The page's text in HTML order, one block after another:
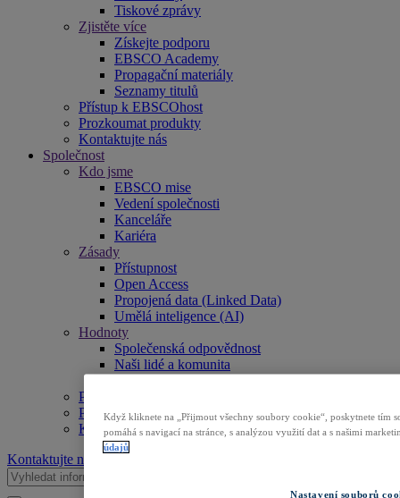
Tiskové zprávy
Zjistěte více
Získejte podporu
EBSCO Academy
Propagační materiály
Seznamy titulů
Přístup k EBSCOhost
Prozkoumat produkty
Kontaktujte nás
Společnost
Kdo jsme
EBSCO mise
Vedení společnosti
Kanceláře
Kariéra
Zásady
Přístupnost
Open Access
Propojená data (Linked Data)
Umělá inteligence (AI)
Hodnoty
Společenská odpovědnost
Naši lidé a komunita
Přístup k EBSCOhost
Prozkoumat produkty
Kontaktujte nás
Kontaktujte nás
Když kliknete na „Přijmout všechny soubory cookie“, poskytnete tím
pomáhá s navigací na stránce, s analýzou využití dat a s našimi
údajů
Nastavení souborů